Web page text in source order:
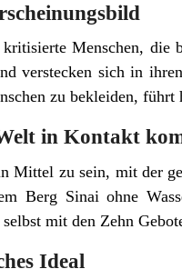
Menschen, die
verstecken sich in
zu bekleiden,
in Kontakt
Mittel zu sein, mit der
Berg Sinai ohne
mit den Zehn
Ideal